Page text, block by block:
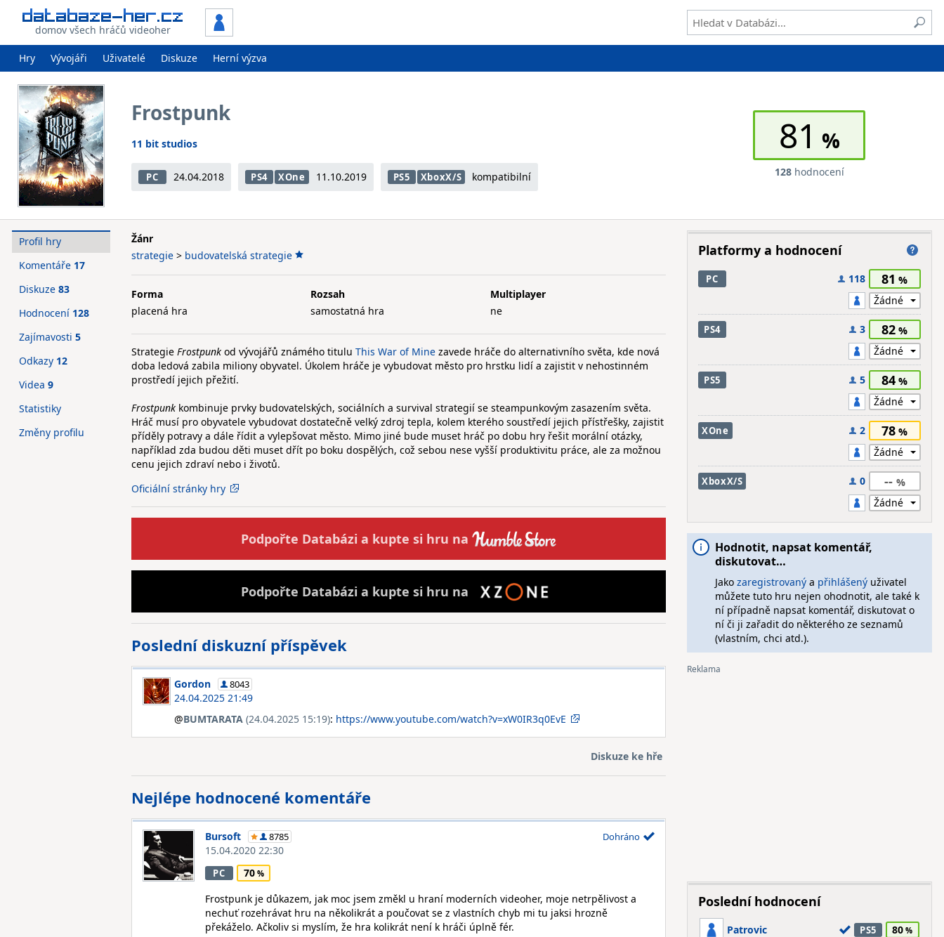
domov všech hráčů videoher
Hry Vývojáři Uživatelé Diskuze Herní výzva
Frostpunk
11 bit studios
PC 24.04.2018 PS4 XOne 11.10.2019 PS5 XboxX/S kompatibilní
81
128hodnocení
Žánr
strategie > budovatelská strategie
Forma
placená hra
Rozsah
samostatná hra
Multiplayer
ne
Strategie Frostpunk od vývojářů známého titulu This War of Mine zavede hráče do alternativního světa, kde nová
doba ledová zabila miliony obyvatel. Úkolem hráče je vybudovat město pro hrstku lidí a zajistit v nehostinném
prostředí jejich přežití.
Frostpunk kombinuje prvky budovatelských, sociálních a survival strategií se steampunkovým zasazením světa.
Hráč musí pro obyvatele vybudovat dostatečně velký zdroj tepla, kolem kterého soustředí jejich přístřešky, zajistit
příděly potravy a dále řídit a vylepšovat město. Mimo jiné bude muset hráč po dobu hry řešit morální otázky,
například zda budou děti muset dřít po boku dospělých, což sebou nese vyšší produktivitu práce, ale za možnou
cenu jejich zdraví nebo i životů.
Oficiální stránky hry
Podpořte Databázi a kupte si hru na
Podpořte Databázi a kupte si hru na
Poslední diskuzní příspěvek
Gordon 8043
24.04.2025 21:49
@BUMTARATA (24.04.2025 15:19): https://www.youtube.com/watch?v=xW0IR3q0EvE
Diskuze ke hře
Nejlépe hodnocené komentáře
Bursoft 8785
15.04.2020 22:30
Dohráno
PC
70
Frostpunk je důkazem, jak moc jsem změkl u hraní moderních videoher, moje netrpělivost a
nechuť rozehrávat hru na několikrát a poučovat se z vlastních chyb mi tu jaksi hrozně
překáželo. Ačkoliv si myslím, že hra kolikrát není k hráči úplně fér.
Profil hry
Komentáře 17
Diskuze 83
Hodnocení 128
Zajímavosti 5
Odkazy 12
Videa 9
Statistiky
Změny profilu
Platformy a hodnocení
PC 118 81
PS4 3 82
PS5 5 84
XOne 2 78
XboxX/S 0 --
Hodnotit, napsat komentář,
diskutovat…
Jako zaregistrovanýa přihlášenýuživatel
můžete tuto hru nejen ohodnotit, ale také k
ní případně napsat komentář, diskutovat o
ní či ji zařadit do některého ze seznamů
(vlastním, chci atd.).
Poslední hodnocení
Patrovic PS5 80